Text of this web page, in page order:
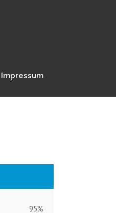
Impressum
95%